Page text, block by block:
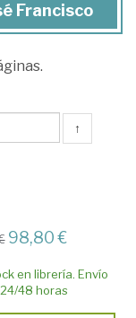
Francisco
↑
98,80 €
en librería. Envío
48 horas